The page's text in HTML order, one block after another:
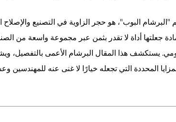
"البرشام البوب"، هو حجر الزاوية في التصنيع
جعلتها أداة لا تقدر بثمن عبر مجموعة واسعة من
يستكشف هذا المقال البرشام الأعمى بالتفصيل،
المحددة التي تجعله خيارًا لا غنى عنه للمهندسين